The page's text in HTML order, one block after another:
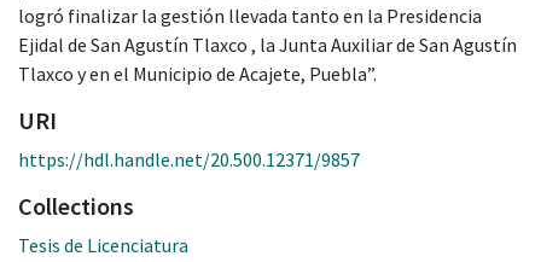
logró finalizar la gestión llevada tanto en la Presidencia
Ejidal de San Agustín Tlaxco , la Junta Auxiliar de San Agustín
Tlaxco y en el Municipio de Acajete, Puebla”.
URI
https://hdl.handle.net/20.500.12371/9857
Collections
Tesis de Licenciatura